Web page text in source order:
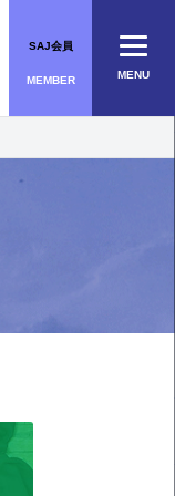
SAJ会員
MEMBER MENU